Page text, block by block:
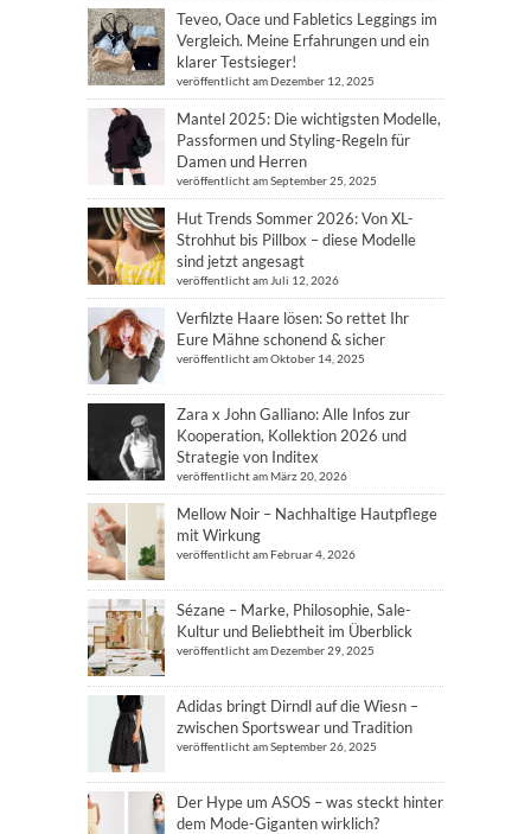
Teveo, Oace und Fabletics Leggings im
Vergleich. Meine Erfahrungen und ein
klarer Testsieger!
veröffentlicht am Dezember 12, 2025
Mantel 2025: Die wichtigsten Modelle,
Passformen und Styling-Regeln für
Damen und Herren
veröffentlicht am September 25, 2025
Hut Trends Sommer 2026: Von XL-
Strohhut bis Pillbox – diese Modelle
sind jetzt angesagt
veröffentlicht am Juli 12, 2026
Verfilzte Haare lösen: So rettet Ihr
Eure Mähne schonend & sicher
veröffentlicht am Oktober 14, 2025
Zara x John Galliano: Alle Infos zur
Kooperation, Kollektion 2026 und
Strategie von Inditex
veröffentlicht am März 20, 2026
Mellow Noir – Nachhaltige Hautpflege
mit Wirkung
veröffentlicht am Februar 4, 2026
Sézane – Marke, Philosophie, Sale-
Kultur und Beliebtheit im Überblick
veröffentlicht am Dezember 29, 2025
Adidas bringt Dirndl auf die Wiesn –
zwischen Sportswear und Tradition
veröffentlicht am September 26, 2025
Der Hype um ASOS – was steckt hinter
dem Mode-Giganten wirklich?